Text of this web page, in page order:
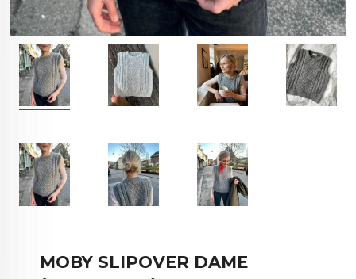
MOBY SLIPOVER DAME